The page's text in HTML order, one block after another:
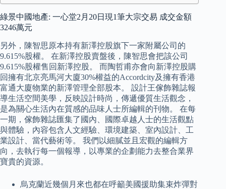
綠景中國地產: 一心堂2月20日現1筆大宗交易 成交金額
3246萬元
另外，陳智思原本持有新澤控股旗下一家附屬公司的
9.615%股權。 在新澤控股賣盤後，陳智思會把該公司
9.615%股權售回新澤控股。 而陶哲甫亦會向新澤控股購
回擁有北京亮馬河大廈30%權益的Accordcity及擁有香港
富通大廈物業的新澤管理全部股本。 設計王傢飾雜誌報
導生活空間美學，反映設計時尚，傳遞優質生活觀念，
是為關心生活內在質感的品味人士所編輯的刊物。 在每
一期，傢飾雜誌匯集了國內、國際卓越人士的生活觀點
與體驗，內容包含人文經驗、環境建築、室內設計、工
業設計、當代藝術等。 我們以細膩並且宏觀的編輯方
向，去執行每一個報導，以專業的企劃能力去整合業界
寶貴的資源。
烏克蘭近幾個月來也都在呼籲美國援助集束炸彈對